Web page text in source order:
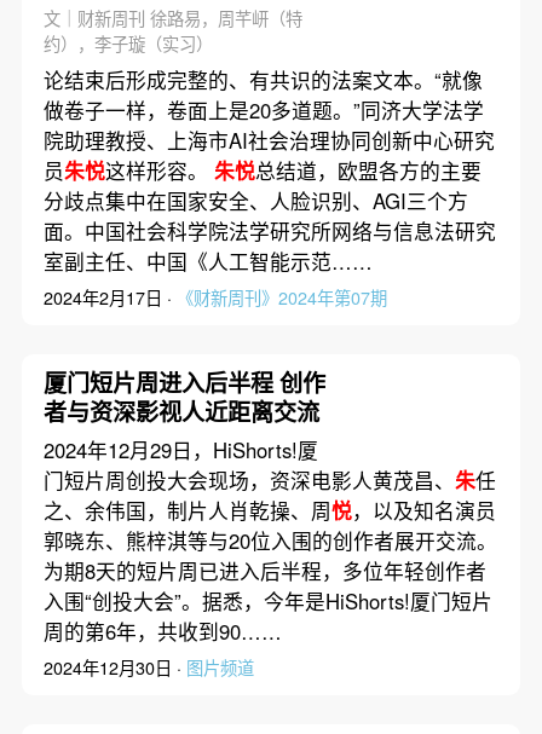
文｜财新周刊 徐路易，周芊岍（特
约），李子璇（实习）
论结束后形成完整的、有共识的法案文本。“就像
做卷子一样，卷面上是20多道题。”同济大学法学
院助理教授、上海市AI社会治理协同创新中心研究
员朱悦这样形容。 朱悦总结道，欧盟各方的主要
分歧点集中在国家安全、人脸识别、AGI三个方
面。中国社会科学院法学研究所网络与信息法研究
室副主任、中国《人工智能示范……
2024年2月17日 · 《财新周刊》2024年第07期
厦门短片周进入后半程 创作
者与资深影视人近距离交流
2024年12月29日，HiShorts!厦
门短片周创投大会现场，资深电影人黄茂昌、 朱任
之、余伟国，制片人肖乾操、周悦，以及知名演员
郭晓东、熊梓淇等与20位入围的创作者展开交流。
为期8天的短片周已进入后半程，多位年轻创作者
入围“创投大会”。据悉，今年是HiShorts!厦门短片
周的第6年，共收到90……
2024年12月30日 · 图片频道